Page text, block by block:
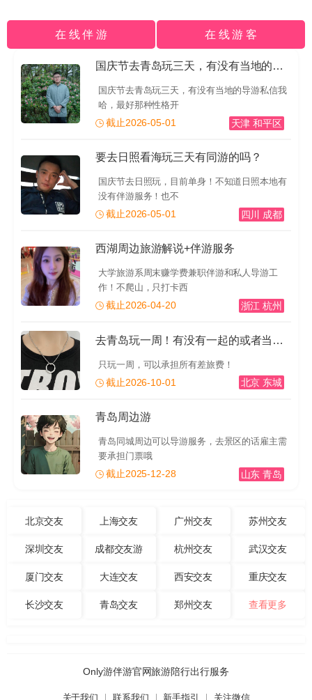
在 线 伴 游 在 线 游 客
国庆节去青岛玩三天，有没有当地的导游私信我哈
国庆节去青岛玩三天，有没有当地的导游私信我
哈，最好那种性格开
截止2026-05-01 天津 和平区
要去日照看海玩三天有同游的吗？
国庆节去日照玩，目前单身！不知道日照本地有
没有伴游服务！也不
截止2026-05-01 四川 成都
西湖周边旅游解说+伴游服务
大学旅游系周末赚学费兼职伴游和私人导游工
作！不爬山，只打卡西
截止2026-04-20 浙江 杭州
去青岛玩一周！有没有一起的或者当地的导游推荐一下！有
只玩一周，可以承担所有差旅费！
截止2026-10-01 北京 东城
青岛周边游
青岛同城周边可以导游服务，去景区的话雇主需
要承担门票哦
截止2025-12-28 山东 青岛
北京交友 上海交友 广州交友 苏州交友
深圳交友 成都交友游 杭州交友 武汉交友
厦门交友 大连交友 西安交友 重庆交友
长沙交友 青岛交友 郑州交友 查看更多
Only游伴游官网旅游陪行出行服务
关于我们 联系我们 新手指引 关注微信